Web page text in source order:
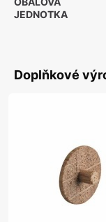
JEDNOTKA
Doplňkové